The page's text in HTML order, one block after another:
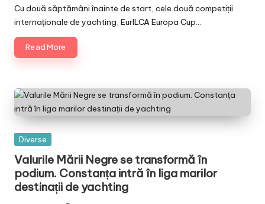
by
Cu două săptămâni înainte de start, cele două competiții
internaționale de yachting, EurILCA Europa Cup…
Read More
Posted
Diverse
Valurile Mării Negre se transformă în
podium. Constanța intră în liga marilor
destinații de yachting